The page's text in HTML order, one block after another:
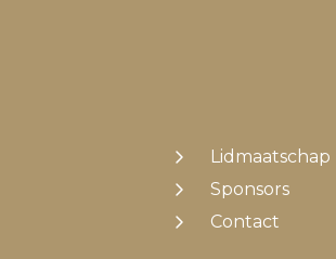
Lidmaatschap
Sponsors
Contact